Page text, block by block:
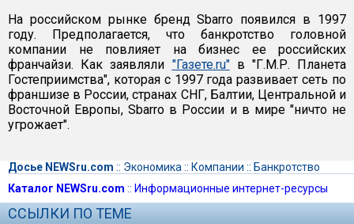
На российском рынке бренд Sbarro появился в 1997
году. Предполагается, что банкротство головной
компании не повлияет на бизнес ее российских
франчайзи. Как заявляли "Газете.ru"в "Г.М.Р. Планета
Гостеприимства", которая с 1997 года развивает сеть по
франшизе в России, странах СНГ, Балтии, Центральной и
Восточной Европы, Sbarro в России и в мире "ничто не
угрожает".
Досье NEWSru.com :: Экономика :: Компании :: Банкротство
Каталог NEWSru.com :: Информационные интернет-ресурсы
ССЫЛКИ ПО ТЕМЕ